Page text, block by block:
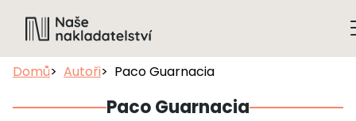
Domů Autoři Paco Guarnacia
Paco Guarnacia